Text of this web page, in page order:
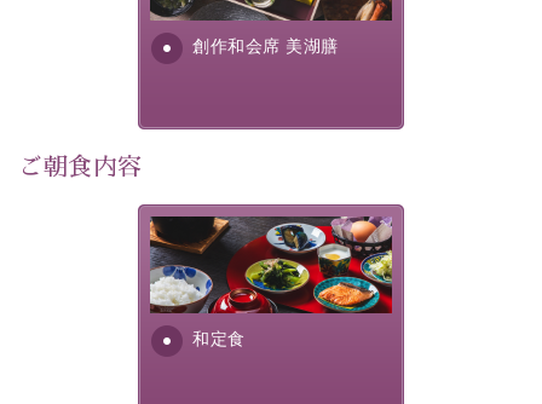
-----------【安心への取り組み】----------
徹底した衛生管理を行っております。
----------------------------------------------
・宿泊料金10%OFF
・朝夕個室料亭で個室食
・諏訪大社4社を巡る無料参拝バス（事前予約制）
創作和会席 美湖膳
す。美しい諏訪湖の幸...
ご朝食内容
和定食
さっぱりとした和食膳に使わ
れる食材は、諏訪の名産品を
ふんだんに取り入れ、安心・
安全を心掛けた長野県産...